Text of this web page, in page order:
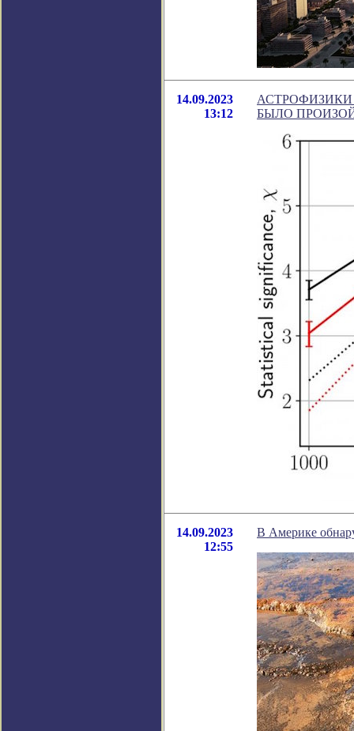
14.09.2023
13:12
БЫЛО
14.09.2023
12:55
В Америке